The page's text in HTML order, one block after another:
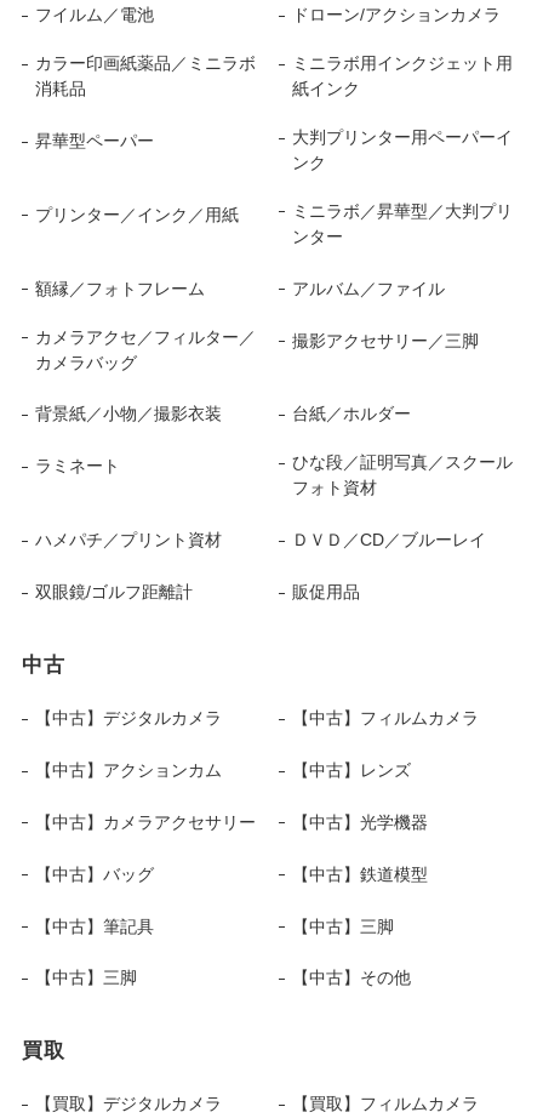
フイルム／電池 ドローン/アクションカメラ
カラー印画紙薬品／ミニラボ
消耗品
ミニラボ用インクジェット用
紙インク
昇華型ペーパー
大判プリンター用ペーパーイ
ンク
プリンター／インク／用紙
ミニラボ／昇華型／大判プリ
ンター
額縁／フォトフレーム アルバム／ファイル
カメラアクセ／フィルター／
カメラバッグ
撮影アクセサリー／三脚
背景紙／小物／撮影衣装 台紙／ホルダー
ラミネート
ひな段／証明写真／スクール
フォト資材
ハメパチ／プリント資材 ＤＶＤ／CD／ブルーレイ
双眼鏡/ゴルフ距離計 販促用品
中古
【中古】デジタルカメラ 【中古】フィルムカメラ
【中古】アクションカム 【中古】レンズ
【中古】カメラアクセサリー 【中古】光学機器
【中古】バッグ 【中古】鉄道模型
【中古】筆記具 【中古】三脚
【中古】三脚 【中古】その他
買取
【買取】デジタルカメラ 【買取】フィルムカメラ